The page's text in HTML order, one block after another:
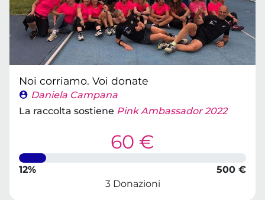
Noi corriamo. Voi donate
Daniela Campana
La raccolta sostiene Pink Ambassador 2022
60 €
12%
500 €
3 Donazioni